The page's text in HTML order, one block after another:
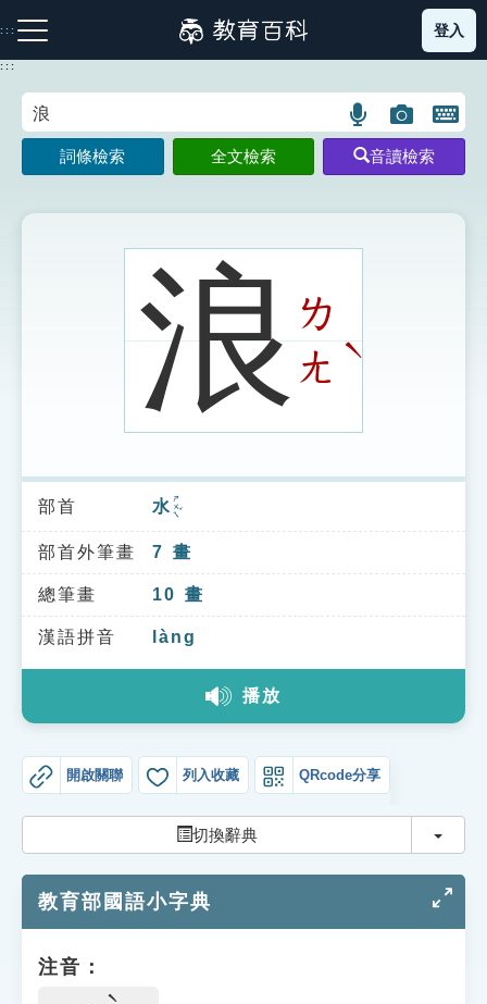
到
主
:::
注音索引圖示 筆畫索引圖示 部首索引表圖示
索引選單
知識索引
單字索引
生命大百科索引
登入
:::
語
言
搜
示
圖
片
搜
開
鍵
圖
詞條檢索 全文檢索 音讀檢索
浪ㄌ
ㄤˋ
部首 水 ㄕㄨㄟˇ
部首外筆畫 7 畫
總筆畫 10 畫
漢語拼音 làng
播放
開啟關聯 列入收藏 QRcode分享
切換辭典 切換
教育部國語小字典
注音：